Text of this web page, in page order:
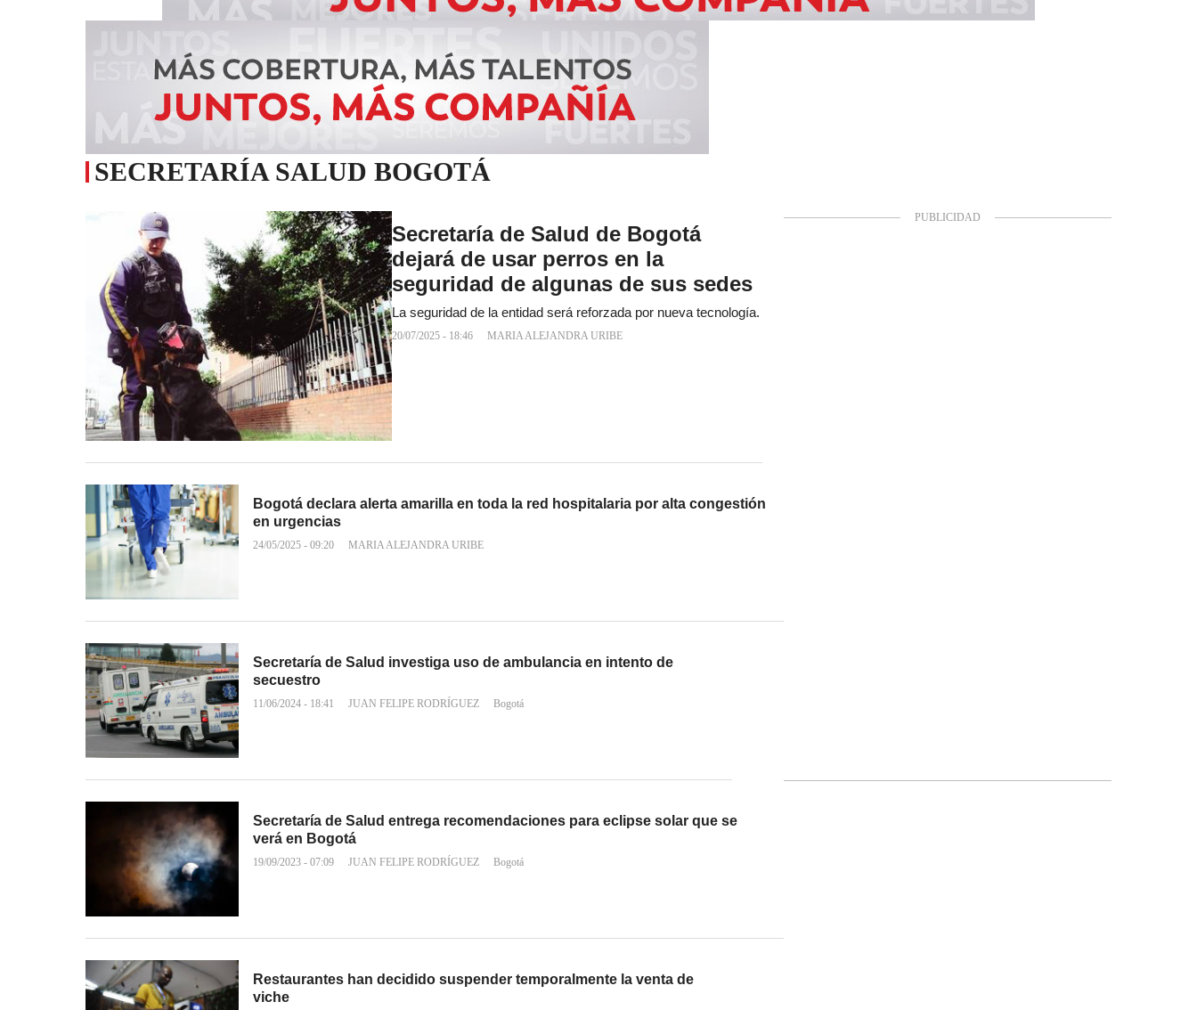
SECRETARÍA SALUD BOGOTÁ
Secretaría de Salud de Bogotá
dejará de usar perros en la
seguridad de algunas de sus sedes
La seguridad de la entidad será reforzada por nueva tecnología.
20/07/2025 - 18:46 MARIA ALEJANDRA URIBE
Bogotá declara alerta amarilla en toda la red hospitalaria por alta congestión
en urgencias
24/05/2025 - 09:20 MARIA ALEJANDRA URIBE
Secretaría de Salud investiga uso de ambulancia en intento de
secuestro
11/06/2024 - 18:41 JUAN FELIPE RODRÍGUEZ Bogotá
Secretaría de Salud entrega recomendaciones para eclipse solar que se
verá en Bogotá
19/09/2023 - 07:09 JUAN FELIPE RODRÍGUEZ Bogotá
Restaurantes han decidido suspender temporalmente la venta de
viche